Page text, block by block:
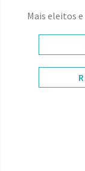
Mais eleitos